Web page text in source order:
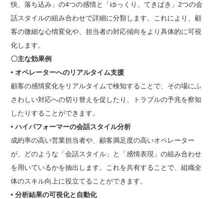
快、落ち込み」の4つの感情と「ゆっくり、てきぱき」2つの会
話スタイルの組み合わせで詳細に分類します。これにより、顧
客の微細な心情変化や、担当者の対応傾向をより具体的に可視
化します。
〇主な効果例
•オペレーターへのリアルタイム支援
顧客の感情変化をリアルタイムで検知することで、その場にふ
さわしい対応への切り替えを促したり、トラブルの予兆を察知
したりすることができます。
•ハイパフォーマーの会話スタイル分析
成約率の高い営業担当者や、顧客満足度の高いオペレーター
が、どのような「会話スタイル」と「感情表現」の組み合わせ
を用いているかを抽出します。これを共有することで、組織全
体のスキル向上に役立てることができます。
•分析結果の可視化と自動化